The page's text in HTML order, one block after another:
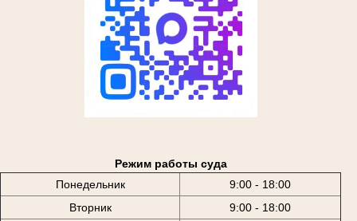
Режим работы суда
Понедельник
9:00 - 18:00
Вторник
9:00 - 18:00